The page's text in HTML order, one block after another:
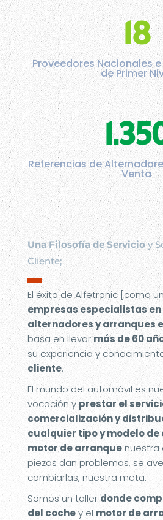
18
Proveedores Nacionales
de Primer
Referencias de
Venta
Una Filosofía de Servicioy
Cliente;
▬
El éxito de Alfetronic [como
empresas especialistas
alternadores y arranques
basa en llevarmás de 60
su experiencia y
cliente.
El mundo del automóvil es
vocación y prestar el
comercialización y
cualquier tipo y modelo
motor de arranquenuestra
piezas dan problemas, se
cambiarlas, nuestra meta.
Somos un tallerdonde
del cochey el motor de